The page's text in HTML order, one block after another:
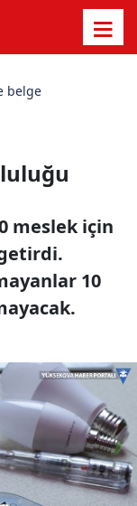
belge
meslek için
10